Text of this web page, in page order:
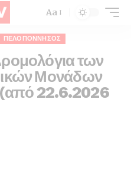
Aa
ΠΕΛΟΠΌΝΝΗΣΟΣ
των
Μονάδων
(από 22.6.2026